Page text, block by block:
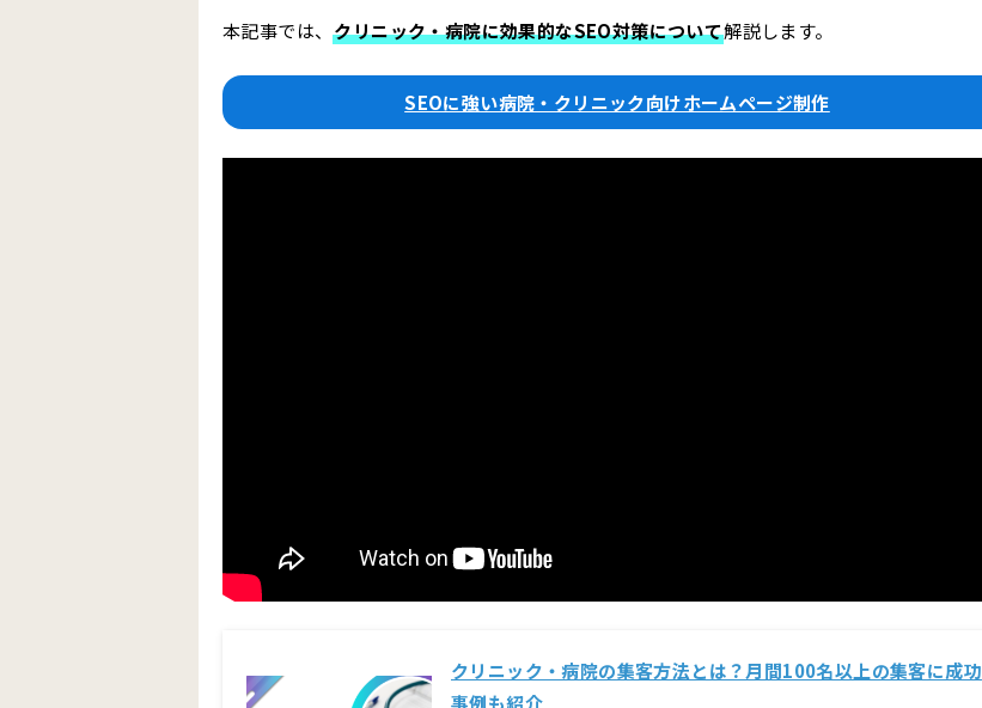
本記事では、クリニック・病院に効果的なSEO対策について解説します。
SEOに強い病院・クリニック向けホームページ制作
クリニック・病院の集客方法とは？月間100名以上の集客に成功
事例も紹介